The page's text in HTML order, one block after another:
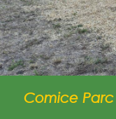
Comice